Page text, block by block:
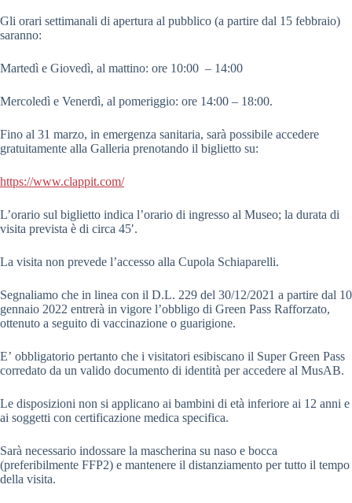
Gli orari settimanali di apertura al pubblico (a partire dal 15 febbraio)
saranno:
Martedì e Giovedì, al mattino: ore 10:00 – 14:00
Mercoledì e Venerdì, al pomeriggio: ore 14:00 – 18:00.
Fino al 31 marzo, in emergenza sanitaria, sarà possibile accedere
gratuitamente alla Galleria prenotando il biglietto su:
https://www.clappit.com/
L’orario sul biglietto indica l’orario di ingresso al Museo; la durata di
visita prevista è di circa 45′.
La visita non prevede l’accesso alla Cupola Schiaparelli.
Segnaliamo che in linea con il D.L. 229 del 30/12/2021 a partire dal 10
gennaio 2022 entrerà in vigore l’obbligo di Green Pass Rafforzato,
ottenuto a seguito di vaccinazione o guarigione.
E’ obbligatorio pertanto che i visitatori esibiscano il Super Green Pass
corredato da un valido documento di identità per accedere al MusAB.
Le disposizioni non si applicano ai bambini di età inferiore ai 12 anni e
ai soggetti con certificazione medica specifica.
Sarà necessario indossare la mascherina su naso e bocca
(preferibilmente FFP2) e mantenere il distanziamento per tutto il tempo
della visita.